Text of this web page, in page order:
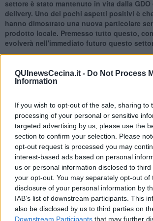
QUInewsCecina.it - Do Not Process
Information
If you wish to opt-out of the sale, sharing to
processing of your personal or sensitive
targeted advertising by us, please use the
section to confirm your selection. Please
opt-out request is processed you may
interest-based ads based on personal
us or personal information disclosed to
your opt-out. You may separately opt-out of
disclosure of your personal information by
IAB’s list of downstream participants. This
also be disclosed by us to third parties on
Downstream Participants that may further
settore è stato mantenuto in vita dalla GDO
delivery. Uno dei pochi aspetti positivi è
hanno dimostrato una nuova particolare
prodotto locale. Premesso tutto questo,
evolverà nell'immediato futuro questo
In questo periodo si è parlato molto di come
artigianale italiano dopo la pandemia.
ho bevuto molto in casa, approfittando dei
degli e-commerce mesi in piedi in occasione
tornerà alla normalità, mentre credo – e spero
commerce messi in piedi dai birrifici in tutta
l’emergenza rimarrano. Grazie a questi servizi
assaggiare birre di birrifici che raramente trovo
Roma, ed è una cosa bellissima. La vera svolta
artigianale arriverà quando si farà pace con la
ma è un percorso difficile e pieno di insidie per
viva e non pastorizzata che richiede attenzioni
dell’intera catena di distribuzione. Non sono
contrario, ma comprendo le perplessità e le
Da diversi anni, qui in Toscana, si parla di